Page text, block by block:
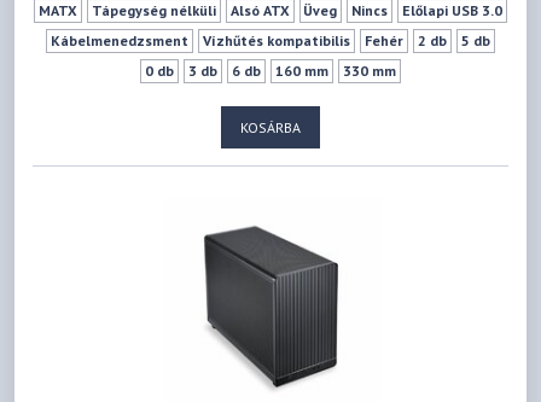
MATX Tápegység nélküli Alsó ATX Üveg Nincs
Előlapi USB 3.0
Kábelmenedzsment
Vízhűtés kompatibilis Fehér 2 db
5 db
0 db
3 db 6 db 160 mm 330 mm
KOSÁRBA